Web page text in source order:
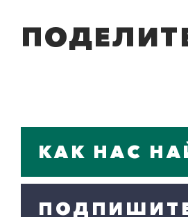
КАК НАС